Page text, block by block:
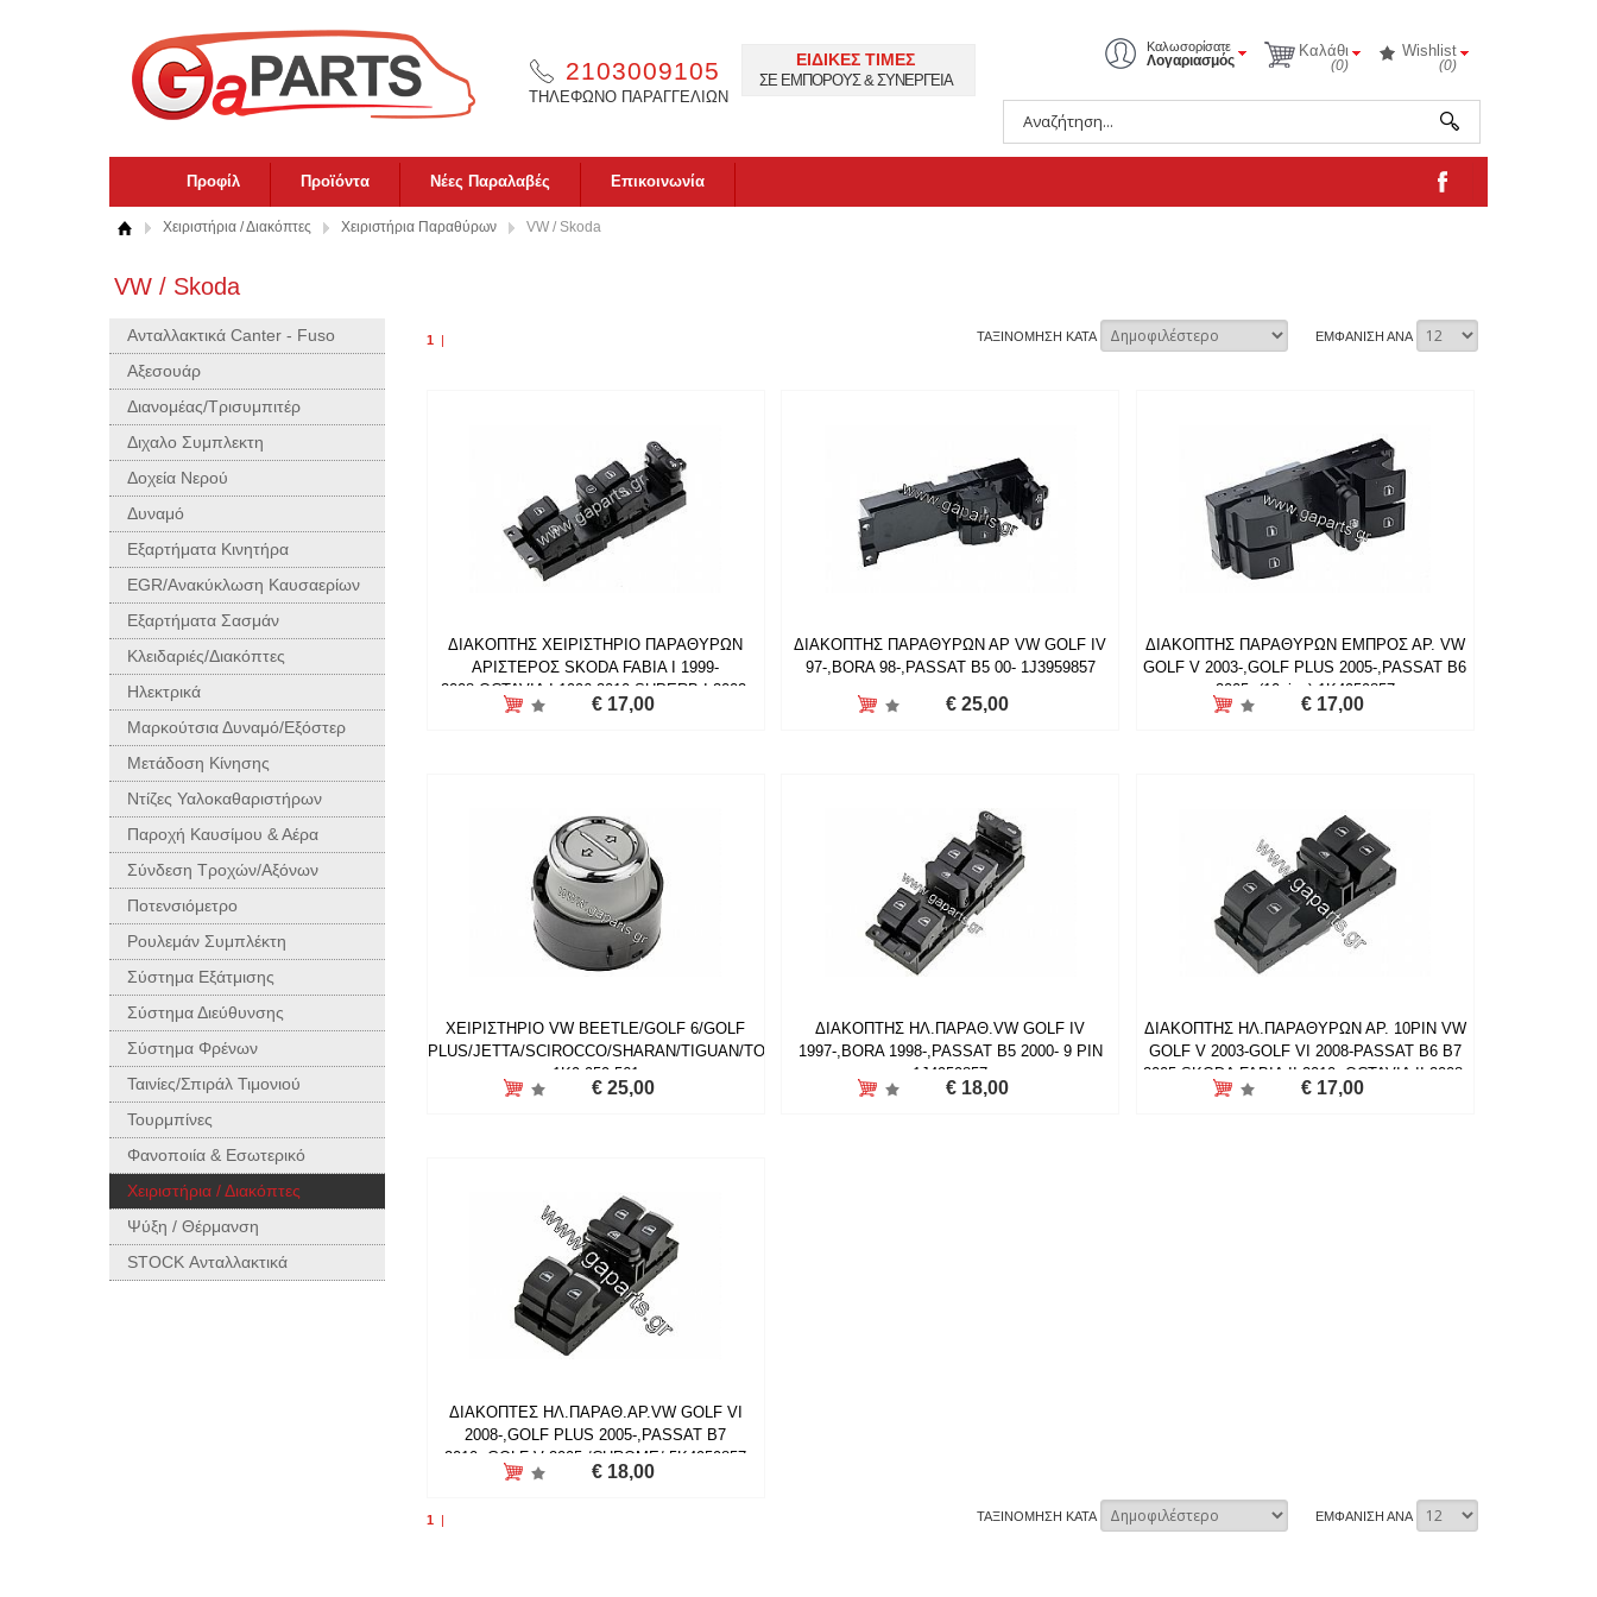
Καλωσορίσατε
Λογαριασμός
Καλάθι
(0)
Wishlist
(0)
2103009105
ΤΗΛΕΦΩΝΟ ΠΑΡΑΓΓΕΛΙΩΝ
ΕΙΔΙΚΕΣ ΤΙΜΕΣ
ΣΕ ΕΜΠΟΡΟΥΣ & ΣΥΝΕΡΓΕΙΑ
Προφίλ Προϊόντα Νέες Παραλαβές Επικοινωνία
Χειριστήρια / Διακόπτες Χειριστήρια Παραθύρων VW / Skoda
VW / Skoda
Ανταλλακτικά Canter - Fuso
Αξεσουάρ
Διανομέας/Τρισυμπιτέρ
Διχαλο Συμπλεκτη
Δοχεία Νερού
Δυναμό
Εξαρτήματα Κινητήρα
EGR/Ανακύκλωση Καυσαερίων
Εξαρτήματα Σασμάν
Κλειδαριές/Διακόπτες
Ηλεκτρικά
Μαρκούτσια Δυναμό/Εξόστερ
Μετάδοση Κίνησης
Ντίζες Υαλοκαθαριστήρων
Παροχή Καυσίμου & Αέρα
Σύνδεση Τροχών/Αξόνων
Ποτενσιόμετρο
Ρουλεμάν Συμπλέκτη
Σύστημα Εξάτμισης
Σύστημα Διεύθυνσης
Σύστημα Φρένων
Ταινίες/Σπιράλ Τιμονιού
Τουρμπίνες
Φανοποιία & Εσωτερικό
Χειριστήρια / Διακόπτες
Ψύξη / Θέρμανση
STOCK Ανταλλακτικά
1 ΕΜΦΑΝΙΣΗ ΑΝΑ
ΤΑΞΙΝΟΜΗΣΗ ΚΑΤΑ
ΔΙΑΚΟΠΤΗΣ ΧΕΙΡΙΣΤΗΡΙΟ ΠΑΡΑΘΥΡΩΝ
ΑΡΙΣΤΕΡΟΣ SKODA FABIA I 1999-
2008,OCTAVIA I 1996-2010,SUPERB I 2002-
2008
€ 17,00
ΔΙΑΚΟΠΤΗΣ ΠΑΡΑΘΥΡΩΝ ΑΡ VW GOLF IV
97-,BORA 98-,PASSAT B5 00- 1J3959857
€ 25,00
ΔΙΑΚΟΠΤΗΣ ΠΑΡΑΘΥΡΩΝ ΕΜΠΡΟΣ ΑΡ. VW
GOLF V 2003-,GOLF PLUS 2005-,PASSAT B6
2005- (10pins) 1K4959857
€ 17,00
ΧΕΙΡΙΣΤΗΡΙΟ VW BEETLE/GOLF 6/GOLF
PLUS/JETTA/SCIROCCO/SHARAN/TIGUAN/TOURAN
1K9 959 561
€ 25,00
ΔΙΑΚΟΠΤΗΣ ΗΛ.ΠΑΡΑΘ.VW GOLF IV
1997-,BORA 1998-,PASSAT B5 2000- 9 PIN
1J4959857
€ 18,00
ΔΙΑΚΟΠΤΗΣ ΗΛ.ΠΑΡΑΘΥΡΩΝ ΑΡ. 10PIN VW
GOLF V 2003-GOLF VI 2008-PASSAT B6 B7
2005-SKODA FABIA II 2010-,OCTAVIA II 2008-
1Z0959858A
€ 17,00
ΔΙΑΚΟΠΤΕΣ ΗΛ.ΠΑΡΑΘ.ΑΡ.VW GOLF VI
2008-,GOLF PLUS 2005-,PASSAT B7
2010-,GOLF V 2005-/CHROME/ 5K4959857
€ 18,00
1 | ΕΜΦΑΝΙΣΗ ΑΝΑ
ΤΑΞΙΝΟΜΗΣΗ ΚΑΤΑ